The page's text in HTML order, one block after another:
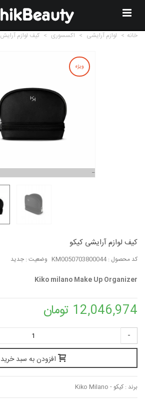
خانه > لوازم آرایشی > اکسسوری > کیف لوازم آرایش
ویژه
کیف لوازم آرایشی کیکو
کد محصول : KM0050703800044 وضعیت : جدید
Kiko milano Make Up Organizer
12,046,974 تومان
-
افزودن به سبد خرید
برند : کیکو - Kiko Milano